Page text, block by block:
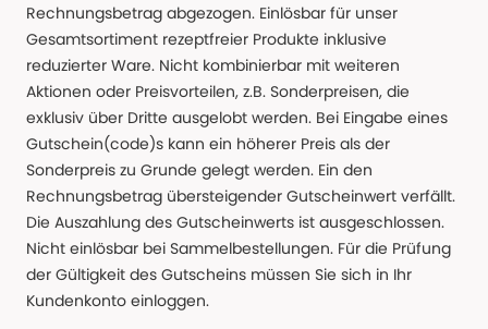
Rechnungsbetrag abgezogen. Einlösbar für unser
Gesamtsortiment rezeptfreier Produkte inklusive
reduzierter Ware. Nicht kombinierbar mit weiteren
Aktionen oder Preisvorteilen, z.B. Sonderpreisen, die
exklusiv über Dritte ausgelobt werden. Bei Eingabe eines
Gutschein(code)s kann ein höherer Preis als der
Sonderpreis zu Grunde gelegt werden. Ein den
Rechnungsbetrag übersteigender Gutscheinwert verfällt.
Die Auszahlung des Gutscheinwerts ist ausgeschlossen.
Nicht einlösbar bei Sammelbestellungen. Für die Prüfung
der Gültigkeit des Gutscheins müssen Sie sich in Ihr
Kundenkonto einloggen.